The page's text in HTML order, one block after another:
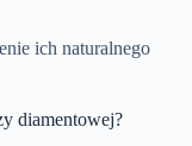
ich naturalnego
diamentowej?